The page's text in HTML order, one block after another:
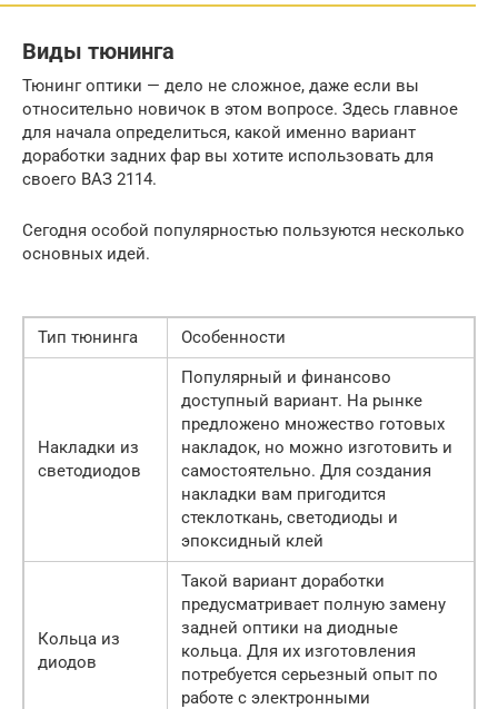
Виды тюнинга
Тюнинг оптики — дело не сложное, даже если вы
относительно новичок в этом вопросе. Здесь главное
для начала определиться, какой именно вариант
доработки задних фар вы хотите использовать для
своего ВАЗ 2114.
Сегодня особой популярностью пользуются несколько
основных идей.
Тип тюнинга Особенности
Накладки из
светодиодов
Популярный и финансово
доступный вариант. На рынке
предложено множество готовых
накладок, но можно изготовить и
самостоятельно. Для создания
накладки вам пригодится
стеклоткань, светодиоды и
эпоксидный клей
Кольца из
диодов
Такой вариант доработки
предусматривает полную замену
задней оптики на диодные
кольца. Для их изготовления
потребуется серьезный опыт по
работе с электронными